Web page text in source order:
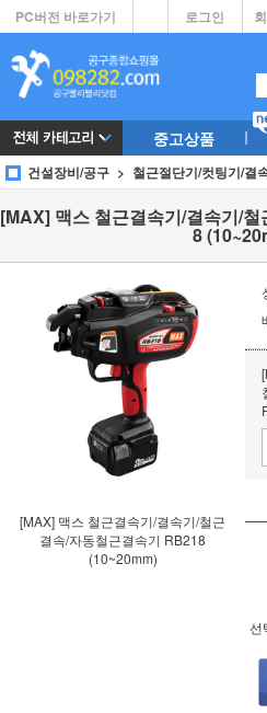
PC버전 바로가기 로그인
중고상품
건설장비/공구 철근절단기/컷팅기/결
[MAX] 맥스 철근결속기/결속기/
8
[MAX] 맥스 철근결속기/결속기/철근
결속/자동철근결속기 RB218
(10~20mm)
선